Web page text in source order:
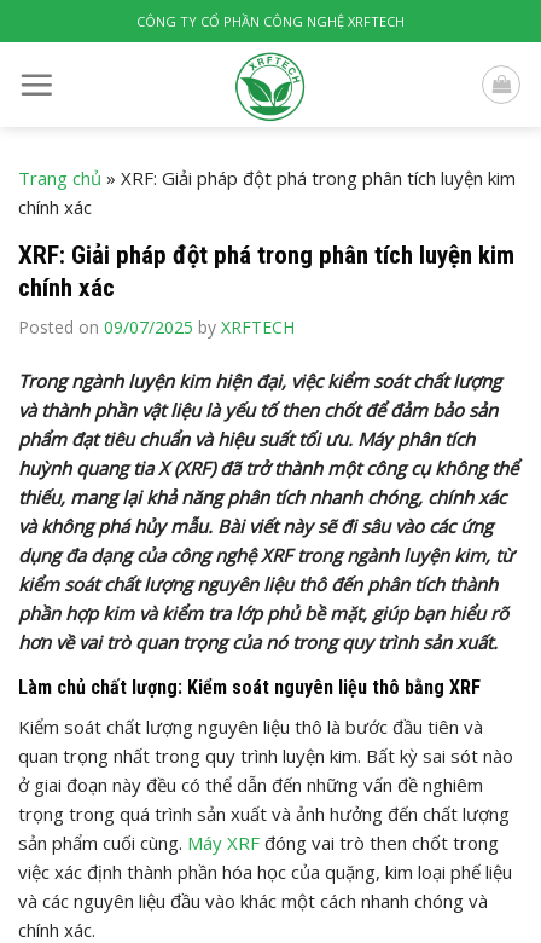
to
content
CÔNG TY CỔ PHẦN CÔNG NGHỆ XRFTECH
Trang chủ » XRF: Giải pháp đột phá trong phân tích luyện kim
chính xác
XRF: Giải pháp đột phá trong phân tích luyện kim
chính xác
Posted on 09/07/2025 by XRFTECH
Trong ngành luyện kim hiện đại, việc kiểm soát chất lượng
và thành phần vật liệu là yếu tố then chốt để đảm bảo sản
phẩm đạt tiêu chuẩn và hiệu suất tối ưu. Máy phân tích
huỳnh quang tia X (XRF) đã trở thành một công cụ không thể
thiếu, mang lại khả năng phân tích nhanh chóng, chính xác
và không phá hủy mẫu. Bài viết này sẽ đi sâu vào các ứng
dụng đa dạng của công nghệ XRF trong ngành luyện kim, từ
kiểm soát chất lượng nguyên liệu thô đến phân tích thành
phần hợp kim và kiểm tra lớp phủ bề mặt, giúp bạn hiểu rõ
hơn về vai trò quan trọng của nó trong quy trình sản xuất.
Làm chủ chất lượng: Kiểm soát nguyên liệu thô bằng XRF
Kiểm soát chất lượng nguyên liệu thô là bước đầu tiên và
quan trọng nhất trong quy trình luyện kim. Bất kỳ sai sót nào
ở giai đoạn này đều có thể dẫn đến những vấn đề nghiêm
trọng trong quá trình sản xuất và ảnh hưởng đến chất lượng
sản phẩm cuối cùng. Máy XRF đóng vai trò then chốt trong
việc xác định thành phần hóa học của quặng, kim loại phế liệu
và các nguyên liệu đầu vào khác một cách nhanh chóng và
chính xác.